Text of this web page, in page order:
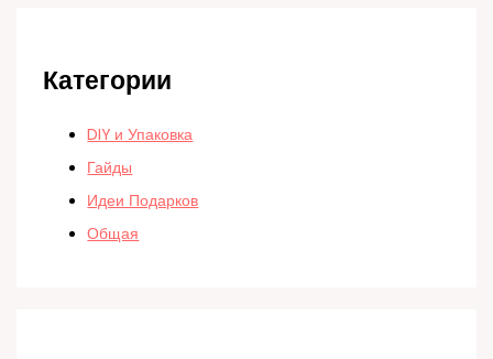
Категории
DIY и Упаковка
Гайды
Идеи Подарков
Общая